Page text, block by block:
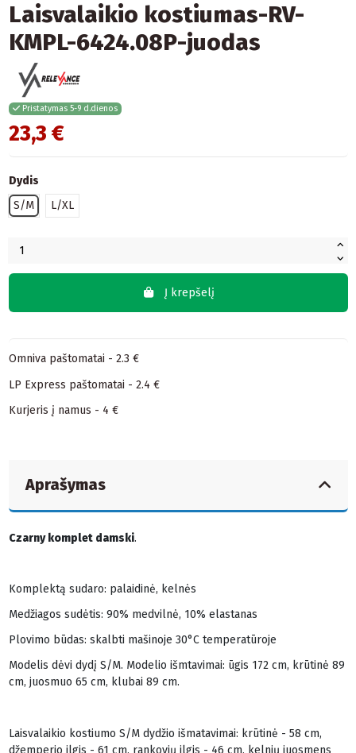
Laisvalaikio kostiumas-RV-
KMPL-6424.08P-juodas
Pristatymas 5-9 d.dienos
23,3 €
Dydis
S/M
L/XL
Į krepšelį
Omniva paštomatai - 2.3 €
LP Express paštomatai - 2.4 €
Kurjeris į namus - 4 €
Aprašymas
Czarny komplet damski.
Komplektą sudaro: palaidinė, kelnės
Medžiagos sudėtis: 90% medvilnė, 10% elastanas
Plovimo būdas: skalbti mašinoje 30°C temperatūroje
Modelis dėvi dydį S/M. Modelio išmtavimai: ūgis 172 cm, krūtinė 89
cm, juosmuo 65 cm, klubai 89 cm.
Laisvalaikio kostiumo S/M dydžio išmatavimai: krūtinė - 58 cm,
džemperio ilgis - 61 cm, rankovių ilgis - 46 cm, kelnių juosmens